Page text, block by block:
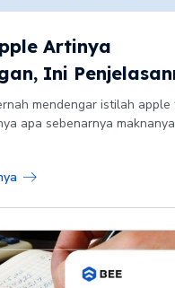
Artinya
Ini
mendengar istilah apple
apa sebenarnya